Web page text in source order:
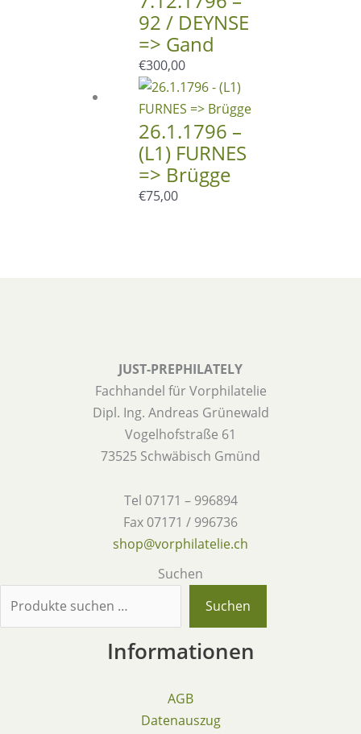
92 / DEYNSE
=> Gand
€300,00
26.1.1796 –
(L1) FURNES
=> Brügge
€75,00
JUST-PREPHILATELY
Fachhandel für Vorphilatelie
Dipl. Ing. Andreas Grünewald
Vogelhofstraße 61
73525 Schwäbisch Gmünd
Tel 07171 – 996894
Fax 07171 / 996736
shop@vorphilatelie.ch
Suchen
Suchen
Informationen
AGB
Datenauszug